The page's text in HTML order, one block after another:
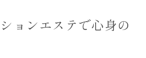
ョンエステで心身の